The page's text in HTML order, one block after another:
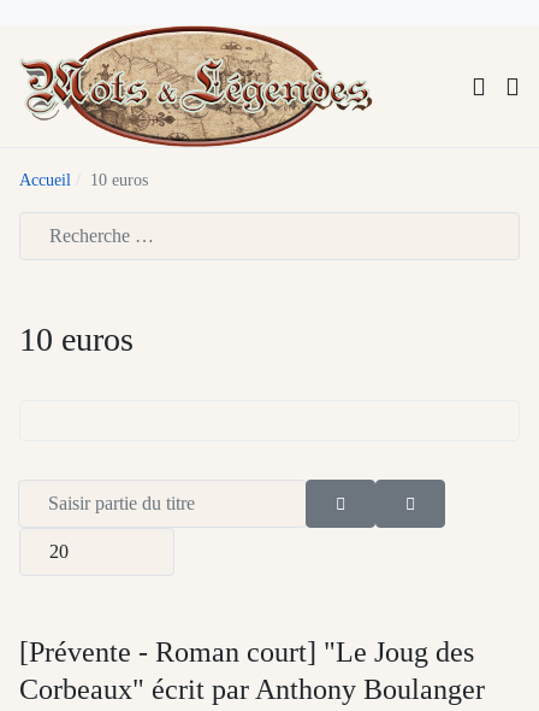
Accueil 10 euros
10 euros
Saisir partie du titre
Afficher #
[Prévente - Roman court] "Le Joug des
Corbeaux" écrit par Anthony Boulanger